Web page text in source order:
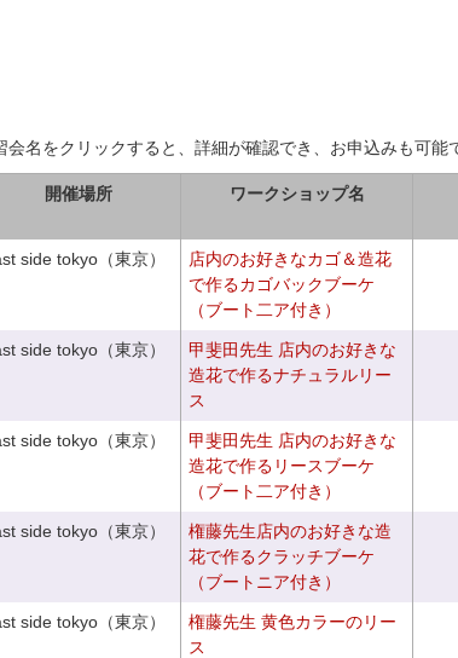
会名をクリックすると、詳細が確認でき、お申込みも可能
開催場所 ワークショップ名
side tokyo（東京）
店内のお好きなカゴ＆造花
で作るカゴバックブーケ
（ブート二ア付き）
side tokyo（東京）
甲斐田先生 店内のお好きな
造花で作るナチュラルリー
ス
side tokyo（東京）
甲斐田先生 店内のお好きな
造花で作るリースブーケ
（ブート二ア付き）
side tokyo（東京）
権藤先生店内のお好きな造
花で作るクラッチブーケ
（ブートニア付き）
side tokyo（東京）
権藤先生 黄色カラーのリー
ス